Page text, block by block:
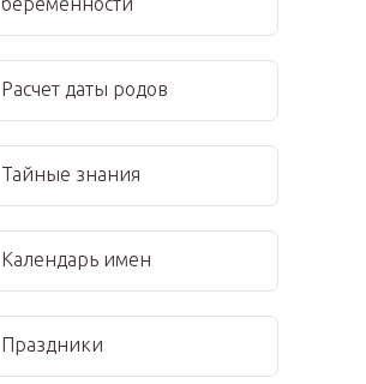
Расчет даты родов
Тайные знания
Календарь имен
Праздники